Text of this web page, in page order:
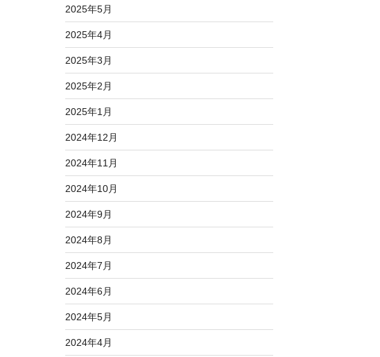
2025年5月
2025年4月
2025年3月
2025年2月
2025年1月
2024年12月
2024年11月
2024年10月
2024年9月
2024年8月
2024年7月
2024年6月
2024年5月
2024年4月